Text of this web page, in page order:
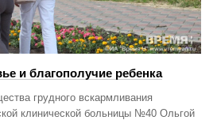
и благополучие ребенка
грудного вскармливания
клинической больницы №40 Ольгой